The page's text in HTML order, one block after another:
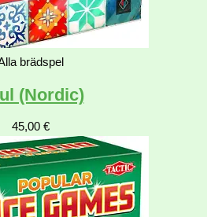
brädspel
(Nordic)
45,00 €